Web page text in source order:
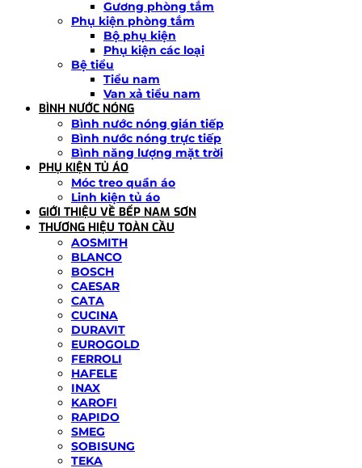
Gương phòng tắm
Phụ kiện phòng tắm
Bộ phụ kiện
Phụ kiện các loại
Bệ tiểu
Tiểu nam
Van xả tiểu nam
BÌNH NƯỚC NÓNG
Bình nước nóng gián tiếp
Bình nước nóng trực tiếp
Bình năng lượng mặt trời
PHỤ KIỆN TỦ ÁO
Móc treo quần áo
Linh kiện tủ áo
GIỚI THIỆU VỀ BẾP NAM SƠN
THƯƠNG HIỆU TOÀN CẦU
AOSMITH
BLANCO
BOSCH
CAESAR
CATA
CUCINA
DURAVIT
EUROGOLD
FERROLI
HAFELE
INAX
KAROFI
RAPIDO
SMEG
SOBISUNG
TEKA